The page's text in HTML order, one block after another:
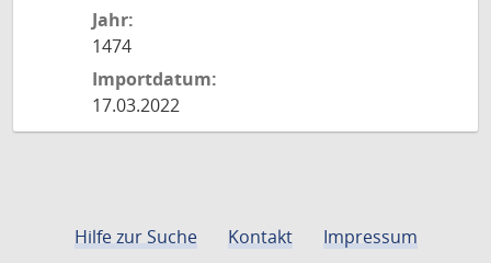
Jahr:
1474
Importdatum:
17.03.2022
Hilfe zur Suche Kontakt
Impressum